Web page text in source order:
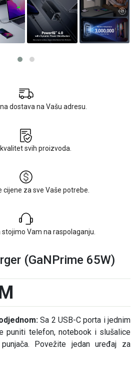
dostava na Vašu adresu.
svih proizvoda.
cijene za sve Vaše potrebe.
Vam na raspolaganju.
(GaNPrime 65W)
Sa 2 USB-C porta i jednim
puniti telefon, notebook i slušalice
Povežite jedan uređaj za